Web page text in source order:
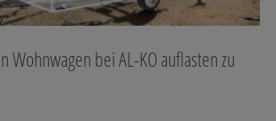
Wohnwagen bei AL-KO auflasten zu